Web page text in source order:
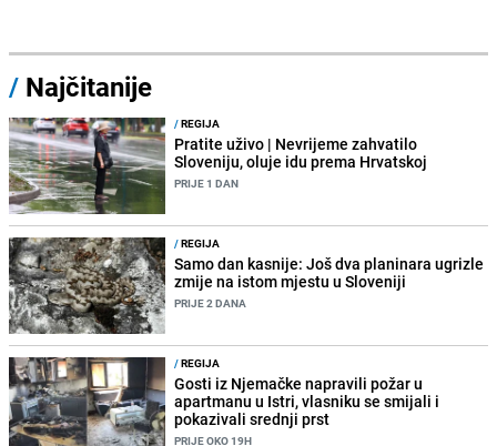
/ Najčitanije
/REGIJA
Pratite uživo | Nevrijeme zahvatilo
Sloveniju, oluje idu prema Hrvatskoj
PRIJE 1 DAN
/REGIJA
Samo dan kasnije: Još dva planinara ugrizle
zmije na istom mjestu u Sloveniji
PRIJE 2 DANA
/REGIJA
Gosti iz Njemačke napravili požar u
apartmanu u Istri, vlasniku se smijali i
pokazivali srednji prst
PRIJE OKO 19H